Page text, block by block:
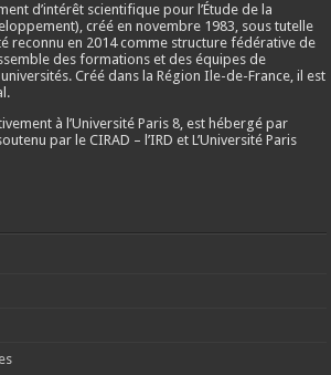
d’intérêt scientifique pour l’Étude de la
créé ennovembre 1983, sous tutelle
reconnu en 2014 comme structure fédérative de
des formations et des équipes de
Créé dans la Région Ile-de-France, il est
à l’Université Paris 8, est hébergé par
par le CIRAD – l’IRD et L’Université Paris